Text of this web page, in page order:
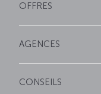
OFFRES
AGENCES
CONSEILS